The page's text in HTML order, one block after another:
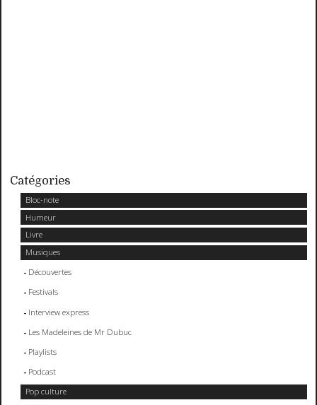
Catégories
Bloc-note
Humeur
Livre
Musiques
Découvertes
Festivals
Interview express
Les Madeleines de Mr Dubuc
Playlists
Podcast
Pop culture